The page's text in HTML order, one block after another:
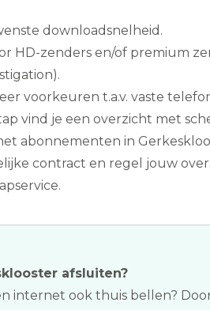
downloadsnelheid.
HD-zenders en/of premium
voorkeuren t.a.v. vaste
vind je een overzicht met
abonnementen in
contract en regel jouw
afsluiten?
internet ook thuis bellen?